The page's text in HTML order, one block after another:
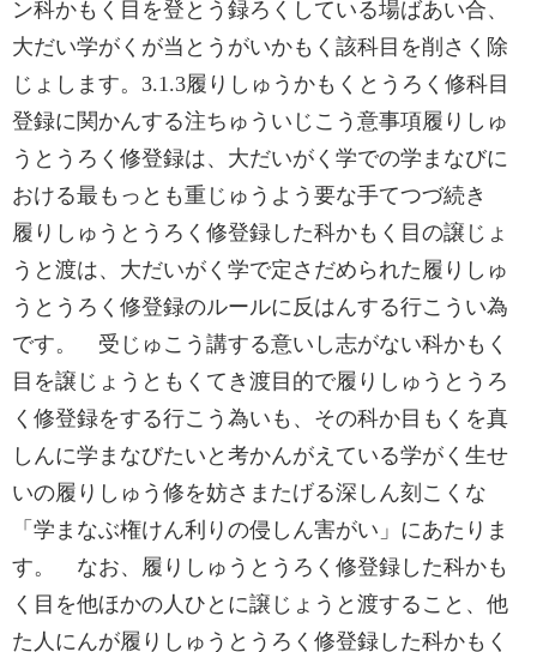
ン科かもく目を登とう録ろくしている場ばあい合、
大だい学がくが当とうがいかもく該科目を削さく除
じょします。3.1.3履りしゅうかもくとうろく修科目
登録に関かんする注ちゅういじこう意事項履りしゅ
うとうろく修登録は、大だいがく学での学まなびに
おける最もっとも重じゅうよう要な手てつづ続き
履りしゅうとうろく修登録した科かもく目の譲じょ
うと渡は、大だいがく学で定さだめられた履りしゅ
うとうろく修登録のルールに反はんする行こうい為
です。 受じゅこう講する意いし志がない科かもく
目を譲じょうともくてき渡目的で履りしゅうとうろ
く修登録をする行こう為いも、その科か目もくを真
しんに学まなびたいと考かんがえている学がく生せ
いの履りしゅう修を妨さまたげる深しん刻こくな
「学まなぶ権けん利りの侵しん害がい」にあたりま
す。 なお、履りしゅうとうろく修登録した科かも
く目を他ほかの人ひとに譲じょうと渡すること、他
た人にんが履りしゅうとうろく修登録した科かもく